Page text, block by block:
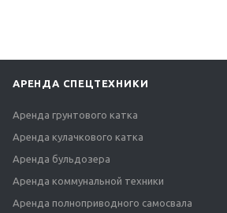
АРЕНДА СПЕЦТЕХНИКИ
Аренда грунтового катка
Аренда кулачкового катка
Аренда бульдозера
Аренда коммунальной техники
Аренда полноприводного самосвала